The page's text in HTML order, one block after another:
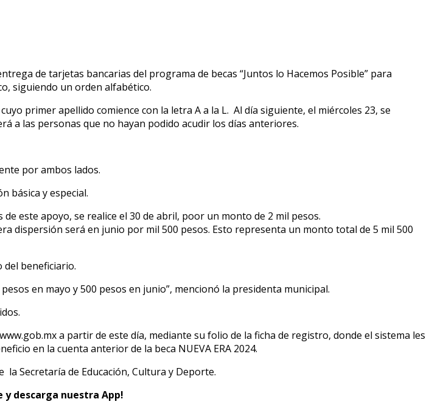
de tarjetas bancarias del programa de becas “Juntos lo Hacemos Posible” para
siguiendo un orden alfabético.
primer apellido comience con la letra A a la L. Al día siguiente, el miércoles 23, se
a las personas que no hayan podido acudir los días anteriores.
por ambos lados.
básica y especial.
este apoyo, se realice el 30 de abril, poor un monto de 2 mil pesos.
dispersión será en junio por mil 500 pesos. Esto representa un monto total de 5 mil 500
beneficiario.
en mayo y 500 pesos en junio”, mencionó la presidenta municipal.
a partir de este día, mediante su folio de la ficha de registro, donde el sistema les
en la cuenta anterior de la beca NUEVA ERA 2024.
la Secretaría de Educación, Cultura y Deporte.
y descarga nuestra App!